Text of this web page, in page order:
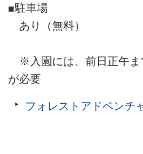
■駐車場
あり（無料）
※入園には、前日正午ま
が必要
フォレストアドベンチ